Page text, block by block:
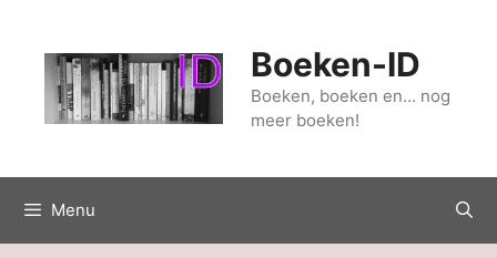
inhoud
Boeken-ID
Boeken, boeken en… nog
meer boeken!
Menu